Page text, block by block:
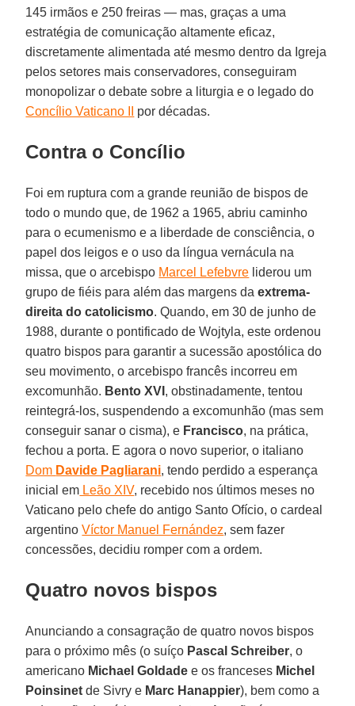
145 irmãos e 250 freiras — mas, graças a uma
estratégia de comunicação altamente eficaz,
discretamente alimentada até mesmo dentro da Igreja
pelos setores mais conservadores, conseguiram
monopolizar o debate sobre a liturgia e o legado do
Concílio Vaticano II
por décadas.
Contra o Concílio
Foi em ruptura com a grande reunião de bispos de
todo o mundo que, de 1962 a 1965, abriu caminho
para o ecumenismo e a liberdade de consciência, o
papel dos leigos e o uso da língua vernácula na
missa, que o arcebispo Marcel Lefebvre liderou um
grupo de fiéis para além das margens da extrema-
direita do catolicismo. Quando, em 30 de junho de
1988, durante o pontificado de Wojtyla, este ordenou
quatro bispos para garantir a sucessão apostólica do
seu movimento, o arcebispo francês incorreu em
excomunhão. Bento XVI , obstinadamente, tentou
reintegrá-los, suspendendo a excomunhão (mas sem
conseguir sanar o cisma), e Francisco, na prática,
fechou a porta. E agora o novo superior, o italiano
Dom Davide Pagliarani, tendo perdido a esperança
inicial em Leão XIV, recebido nos últimos meses no
Vaticano pelo chefe do antigo Santo Ofício, o cardeal
argentinoVíctor Manuel Fernández, sem fazer
concessões, decidiu romper com a ordem.
Quatro novos bispos
Anunciando a consagração de quatro novos bispos
para o próximo mês (o suíço Pascal Schreiber, o
americano Michael Goldade e os franceses Michel
Poinsinet de Sivry e Marc Hanappier), bem como a